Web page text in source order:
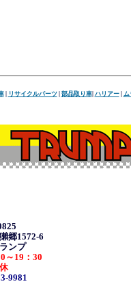
| リサイクルパーツ| 部品取り車| ハリアー|
郷1572-6
ンプ
～19：30
9981